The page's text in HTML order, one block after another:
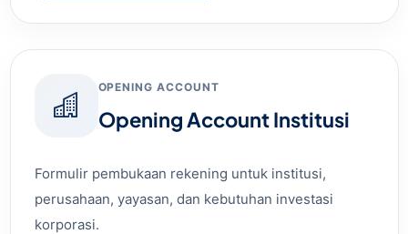
OPENING ACCOUNT
Opening Account Institusi
Formulir pembukaan rekening untuk institusi,
perusahaan, yayasan, dan kebutuhan investasi
korporasi.